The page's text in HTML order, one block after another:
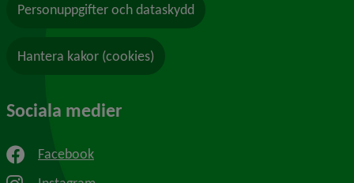
Personuppgifter och dataskydd
Hantera kakor (cookies)
Sociala medier
Facebook